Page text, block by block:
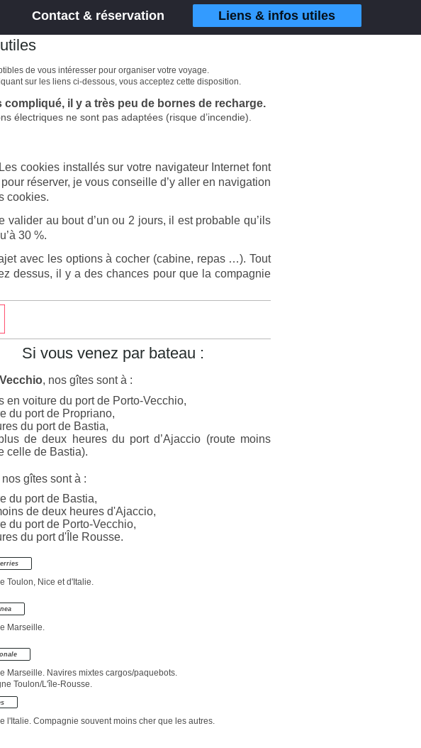
Contact & réservation Liens & infos utiles
de vous intéresser pour organiser votre voyage.
sur les liens ci-dessous, vous acceptez cette disposition.
il y a très peu de bornes de recharge.
électriques ne sont pas adaptées (risque d’incendie).
cookies installés sur votre navigateur Internet font
réserver, je vous conseille d’y aller en navigation
cookies.
au bout d’un ou 2 jours, il est probable qu’ils
30 %.
avec les options à cocher (cabine, repas …). Tout
dessus, il y a des chances pour que la compagnie
Si vous venez par bateau :
, nos gîtes sont à :
en voiture du port de Porto-Vecchio,
du port de Propriano,
du port de Bastia,
de deux heures du port d’Ajaccio (route moins
celle de Bastia).
nos gîtes sont à :
du port de Bastia,
de deux heures d'Ajaccio,
du port de Porto-Vecchio,
du port d'Île Rousse.
Toulon, Nice et d'Italie.
Marseille.
Marseille. Navires mixtes cargos/paquebots.
Toulon/L'île-Rousse.
l'Italie. Compagnie souvent moins cher que les autres.